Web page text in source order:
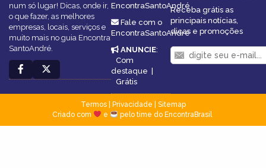
num só lugar! Dicas, onde ir,
o que fazer, as melhores
empresas, locais, serviços e
muito mais no guia Encontra
SantoAndré.
EncontraSantoAndré
Fale com o
EncontraSantoAndré
ANUNCIE:
Com
destaque |
Grátis
Receba grátis as
principais notícias,
dicas e promoções
Termos| Privacidade
Sitemap
Criado com
e pelo time do EncontraBrasil